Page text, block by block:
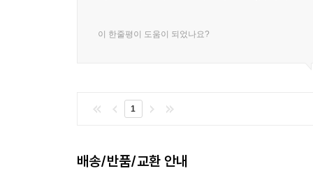
이 한줄평이 도움이 되었나요?
1
배송/반품/교환 안내